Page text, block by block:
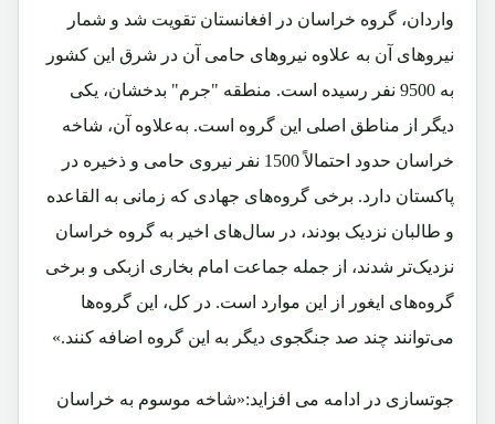
واردان، گروه خراسان در افغانستان تقویت شد و شمار
نیروهای آن به علاوه نیروهای حامی آن در شرق این کشور
به 9500 نفر رسیده است. منطقه "جرم" بدخشان، یکی
دیگر از مناطق اصلی این گروه است. به‌علاوه آن، شاخه
خراسان حدود احتمالاً 1500 نفر نیروی حامی و ذخیره در
پاکستان دارد. برخی گروه‌های جهادی که زمانی به القاعده
و طالبان نزدیک بودند، در سال‌های اخیر به گروه خراسان
نزدیک‌تر شدند، از جمله جماعت امام بخاری ازبکی و برخی
گروه‌های ایغور از این موارد است. در کل، این گروه‌ها
می‌توانند چند صد جنگجوی دیگر به این گروه اضافه کنند.»
جوتسازی در ادامه می افزاید:«شاخه موسوم به خراسان